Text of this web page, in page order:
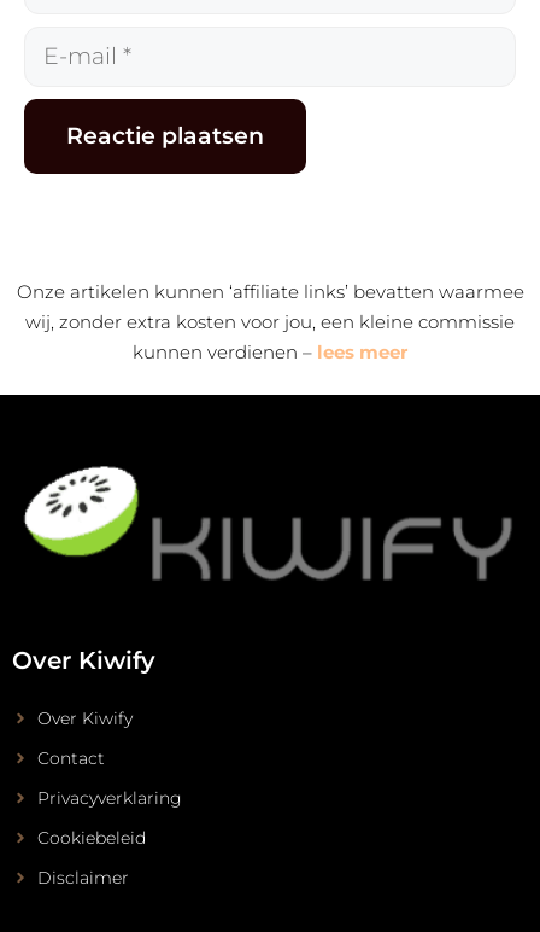
E-
Onze artikelen kunnen ‘affiliate links’ bevatten waarmee
wij, zonder extra kosten voor jou, een kleine commissie
kunnen verdienen – lees meer
Over Kiwify
Over Kiwify
Contact
Privacyverklaring
Cookiebeleid
Disclaimer